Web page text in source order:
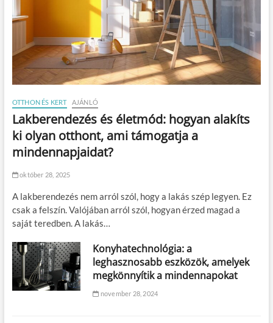
OTTHON ÉS KERT AJÁNLÓ
Lakberendezés és életmód: hogyan alakíts
ki olyan otthont, ami támogatja a
mindennapjaidat?
október 28, 2025
A lakberendezés nem arról szól, hogy a lakás szép legyen. Ez
csak a felszín. Valójában arról szól, hogyan érzed magad a
saját teredben. A lakás…
Konyhatechnológia: a
leghasznosabb eszközök, amelyek
megkönnyítik a mindennapokat
november 28, 2024